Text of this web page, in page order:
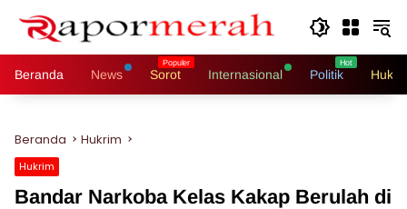
Beranda News Sorot Internasional Politik
Beranda Hukrim
Hukrim
Bandar Narkoba Kelas Kakap Berulah di